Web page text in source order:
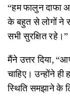
“हम फालुन दाफा
के बहुत से लोगों ने
सभी सुरक्षित रहे।”
मैंने उत्तर दिया,
चाहिए। उन्होंने
स्थिति समझाने के